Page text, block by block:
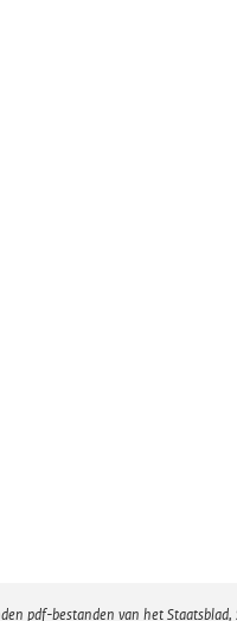
pdf-bestanden van het